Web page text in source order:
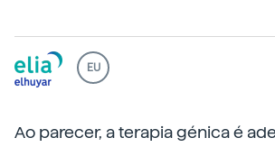
EU
Ao parecer, a terapia génica é